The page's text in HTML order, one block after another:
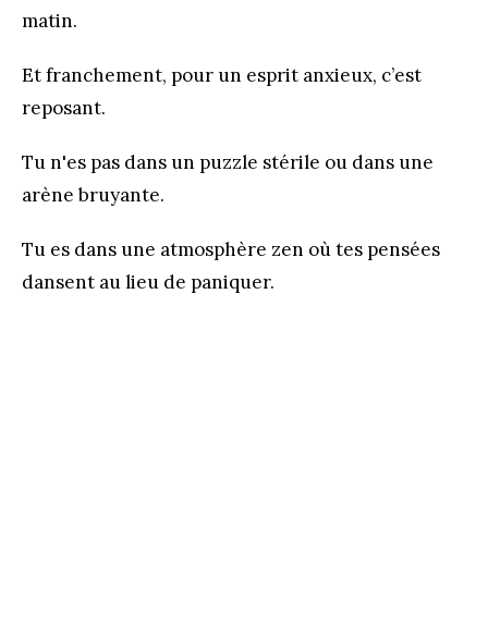
matin.
Et franchement, pour un esprit anxieux, c’est
reposant.
Tu n'es pas dans un puzzle stérile ou dans une
arène bruyante.
Tu es dans une atmosphère zen où tes pensées
dansent au lieu de paniquer.